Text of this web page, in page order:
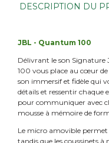
DESCRIPTION DU
JBL - Quantum 100
Délivrant le son
100 vous place au cœur
son immersif et fidèle qui
détails et ressentir
pour communiquer avec
mousse à mémoire de
Le micro amovible
tandis que les coussinets